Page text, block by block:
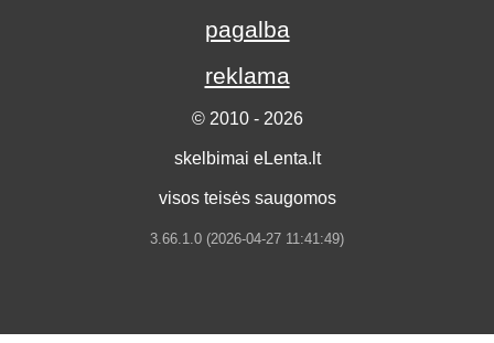
pagalba
reklama
© 2010 - 2026
skelbimai eLenta.lt
visos teisės saugomos
3.66.1.0 (2026-04-27 11:41:49)